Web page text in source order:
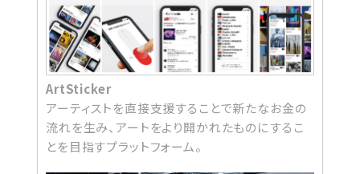
ArtSticker
アーティストを直接支援することで新たなお金の
流れを生み、アートをより開かれたものにするこ
とを目指すプラットフォーム。